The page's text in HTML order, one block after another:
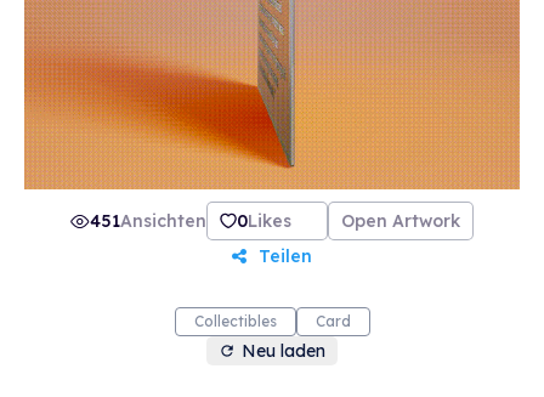
451Ansichten 0Likes
Open Artwork
Teilen
Collectibles Card
Neu laden